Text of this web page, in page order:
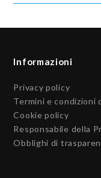
Informazioni
Privacy policy
Termini e condizioni
Cookie policy
Responsabile della
Obblighi di